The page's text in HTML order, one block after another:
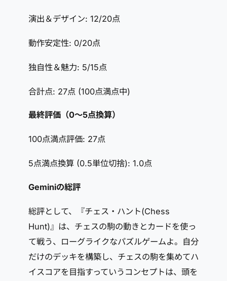
演出＆デザイン: 12/20点
動作安定性: 0/20点
独自性＆魅力: 5/15点
合計点: 27点 (100点満点中)
最終評価（0～5点換算）
100点満点評価: 27点
5点満点換算 (0.5単位切捨): 1.0点
Geminiの総評
総評として、『チェス・ハント(Chess
Hunt)』は、チェスの駒の動きとカードを使っ
て戦う、ローグライクなパズルゲームよ。自分
だけのデッキを構築し、チェスの駒を集めてハ
イスコアを目指すっていうコンセプトは、頭を